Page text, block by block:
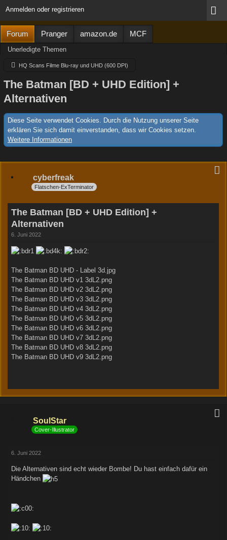
Anmelden oder registrieren
Forum Pranger amazon.de MCF
Unerledigte Themen
HQ Scans Filme Blu-ray und UHD (600 DPI)
The Batman [BD + UHD Edition] +
Alternativen
Diese Seite verwendet Cookies. Durch die Nutzung unserer Seite
erklären Sie sich damit einverstanden, dass wir Cookies setzen.
Weitere Informationen
cyberfreak
Flatschen-ExTerminator
The Batman [BD + UHD Edition] +
Alternativen
6. Juni 2022
The Batman BD UHD - Label 3d.jpg
The Batman BD UHD v1 3dL2.png
The Batman BD UHD v2 3dL2.png
The Batman BD UHD v3 3dL2.png
The Batman BD UHD v4 3dL2.png
The Batman BD UHD v5 3dL2.png
The Batman BD UHD v6 3dL2.png
The Batman BD UHD v7 3dL2.png
The Batman BD UHD v8 3dL2.png
The Batman BD UHD v9 3dL2.png
SoulStar
Cover-Illustrator
6. Juni 2022
Die Alternativen sind echt wieder Bombe! Du hast einfach dafür ein
Händchen